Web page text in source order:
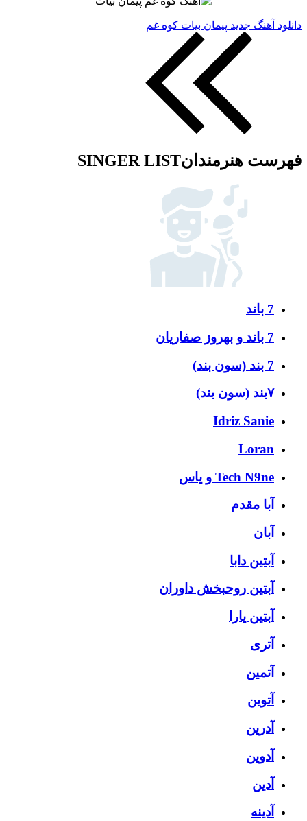
دانلود آهنگ جدید پیمان بیات کوه غم
فهرست هنرمندانSINGER LIST
7 باند
7 باند و بهروز صفاریان
7 بند (سون بند)
۷بند (سون بند)
Idriz Sanie
Loran
Tech N9ne و یاس
آبا مقدم
آبان
آبتین دابا
آبتین روحبخش داوران
آبتین یارا
آتری
آتمین
آتوین
آدرین
آدوین
آدین
آدینه